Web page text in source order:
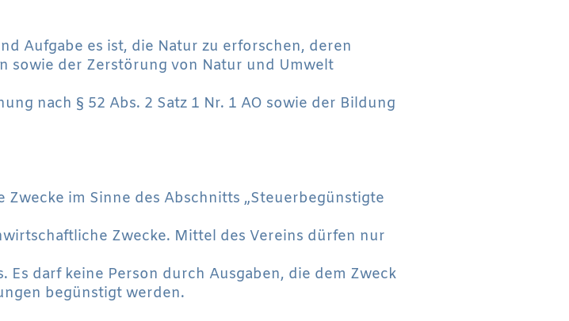
Aufgabe es ist, die Natur zu erforschen, deren
sowie der Zerstörung von Natur und Umwelt
nach § 52 Abs. 2 Satz 1 Nr. 1 AO sowie der Bildung
im Sinne des Abschnitts „Steuerbegünstigte
Zwecke. Mittel des Vereins dürfen nur
darf keine Person durch Ausgaben, die dem Zweck
begünstigt werden.